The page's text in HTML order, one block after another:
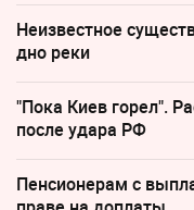
Неизвестное
дно реки
"Пока Киев горел".
после удара РФ
Пенсионерам с